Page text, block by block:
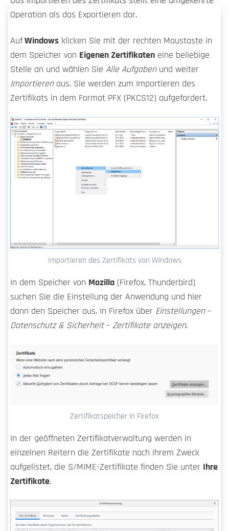
Operation als das Exportieren dar.
Auf Windows klicken Sie mit der rechten Maustaste in
dem Speicher von Eigenen Zertifikaten eine beliebige
Stelle an und wählen Sie Alle Aufgabenund weiter
Importierenaus. Sie werden zum Importieren des
Zertifikats in dem Format PFX (PKCS12) aufgefordert.
Importieren des Zertifikats von Windows
In dem Speicher von Mozilla (Firefox, Thunderbird)
suchen Sie die Einstellung der Anwendung und hier
dann den Speicher aus. In Firefox über Einstellungen–
Datenschutz & Sicherheit– Zertifikate anzeigen.
Zertifikatspeicher in Firefox
In der geöffneten Zertifikatverwaltung werden in
einzelnen Reitern die Zertifikate nach ihrem Zweck
aufgelistet, die S/MIME-Zertifikate finden Sie unter Ihre
Zertifikate.